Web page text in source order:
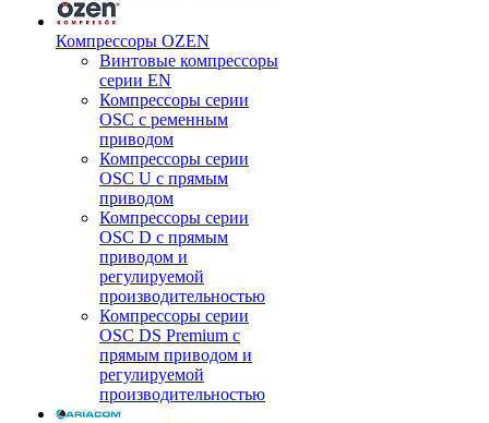
Компрессоры OZEN
Винтовые компрессоры
серии EN
Компрессоры серии
OSC с ременным
приводом
Компрессоры серии
OSC U с прямым
приводом
Компрессоры серии
OSC D с прямым
приводом и
регулируемой
производительностью
Компрессоры серии
OSC DS Premium с
прямым приводом и
регулируемой
производительностью